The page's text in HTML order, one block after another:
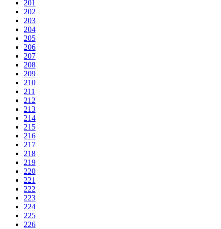
201
202
203
204
205
206
207
208
209
210
211
212
213
214
215
216
217
218
219
220
221
222
223
224
225
226